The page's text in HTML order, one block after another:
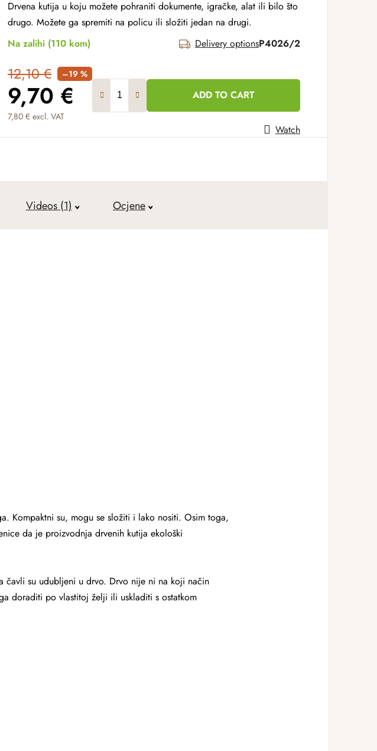
Drvena kutija u koju možete pohraniti dokumente, igračke, alat ili bilo što
drugo. Možete ga spremiti na policu ili složiti jedan na drugi.
Na zalihi (110 kom) Delivery optionsP4026/2
12,10 € –19 %
9,70 €
7,80 € excl. VAT
Measure price:
ADD TO CART
Watch
Videos (1) Ocjene
Kompaktni su, mogu se složiti i lako nositi. Osim toga,
da je proizvodnja drvenih kutija ekološki
su udubljeni u drvo. Drvo nije ni na koji način
doraditi po vlastitoj želji ili uskladiti s ostatkom